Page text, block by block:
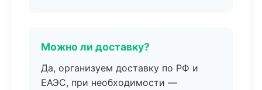
Можно ли доставку?
Да, организуем доставку по РФ и
ЕАЭС, при необходимости —